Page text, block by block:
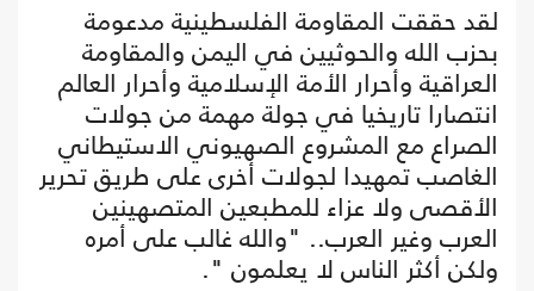
لقد حققت المقاومة الفلسطينية مدعومة
بحزب الله والحوثيين في اليمن والمقاومة
العراقية وأحرار الأمة الإسلامية وأحرار العالم
انتصارا تاريخيا في جولة مهمة من جولات
الصراع مع المشروع الصهيوني الاستيطاني
الغاصب تمهيدا لجولات أخرى على طريق تحرير
الأقصى ولا عزاء للمطبعين المتصهينين
العرب وغير العرب.. "والله غالب على أمره
ولكن أكثر الناس لا يعلمون ".